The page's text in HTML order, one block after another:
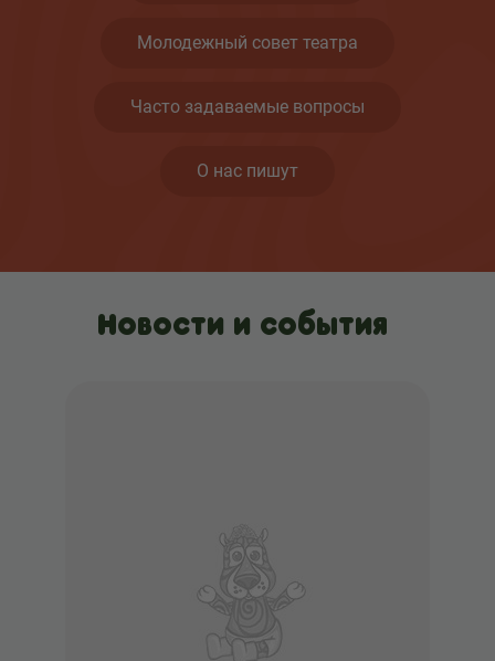
Молодежный совет театра
Часто задаваемые вопросы
О нас пишут
Новости и события